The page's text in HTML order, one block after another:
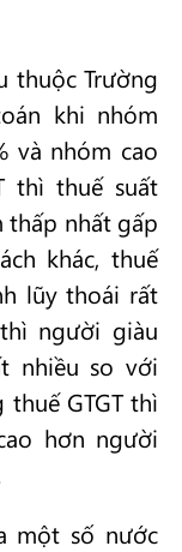
thuộc Trường
khi nhóm
và nhóm cao
thì thuế suất
thấp nhất gấp
khác, thuế
lũy thoái rất
người giàu
nhiều so với
GTGT thì
hơn người
một số nước